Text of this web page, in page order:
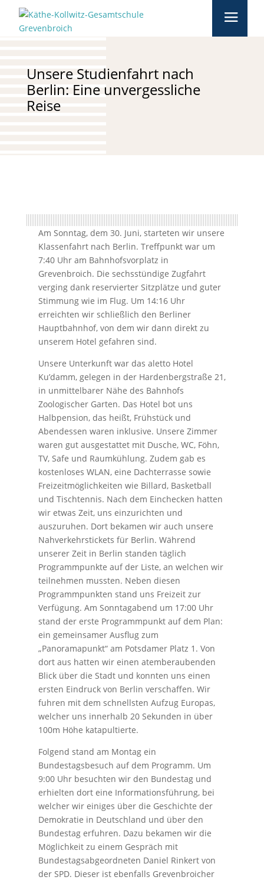
Unsere Studienfahrt nach
Berlin: Eine unvergessliche
Reise
Am Sonntag, dem 30. Juni, starteten wir unsere
Klassenfahrt nach Berlin. Treffpunkt war um
7:40 Uhr am Bahnhofsvorplatz in
Grevenbroich. Die sechsstündige Zugfahrt
verging dank reservierter Sitzplätze und guter
Stimmung wie im Flug. Um 14:16 Uhr
erreichten wir schließlich den Berliner
Hauptbahnhof, von dem wir dann direkt zu
unserem Hotel gefahren sind.
Unsere Unterkunft war das aletto Hotel
Ku’damm, gelegen in der Hardenbergstraße 21,
in unmittelbarer Nähe des Bahnhofs
Zoologischer Garten. Das Hotel bot uns
Halbpension, das heißt, Frühstück und
Abendessen waren inklusive. Unsere Zimmer
waren gut ausgestattet mit Dusche, WC, Föhn,
TV, Safe und Raumkühlung. Zudem gab es
kostenloses WLAN, eine Dachterrasse sowie
Freizeitmöglichkeiten wie Billard, Basketball
und Tischtennis. Nach dem Einchecken hatten
wir etwas Zeit, uns einzurichten und
auszuruhen. Dort bekamen wir auch unsere
Nahverkehrstickets für Berlin. Während
unserer Zeit in Berlin standen täglich
Programmpunkte auf der Liste, an welchen wir
teilnehmen mussten. Neben diesen
Programmpunkten stand uns Freizeit zur
Verfügung. Am Sonntagabend um 17:00 Uhr
stand der erste Programmpunkt auf dem Plan:
ein gemeinsamer Ausflug zum
„Panoramapunkt“ am Potsdamer Platz 1. Von
dort aus hatten wir einen atemberaubenden
Blick über die Stadt und konnten uns einen
ersten Eindruck von Berlin verschaffen. Wir
fuhren mit dem schnellsten Aufzug Europas,
welcher uns innerhalb 20 Sekunden in über
100m Höhe katapultierte.
Folgend stand am Montag ein
Bundestagsbesuch auf dem Programm. Um
9:00 Uhr besuchten wir den Bundestag und
erhielten dort eine Informationsführung, bei
welcher wir einiges über die Geschichte der
Demokratie in Deutschland und über den
Bundestag erfuhren. Dazu bekamen wir die
Möglichkeit zu einem Gespräch mit
Bundestagsabgeordneten Daniel Rinkert von
der SPD. Dieser ist ebenfalls Grevenbroicher